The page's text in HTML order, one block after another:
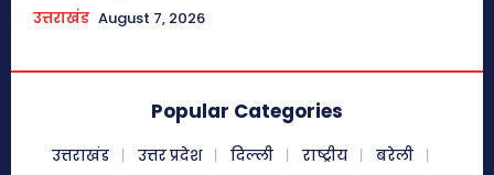
उत्तराखंड August 7, 2026
Popular Categories
उत्तराखंड उत्तर प्रदेश दिल्ली राष्ट्रीय
बरेली